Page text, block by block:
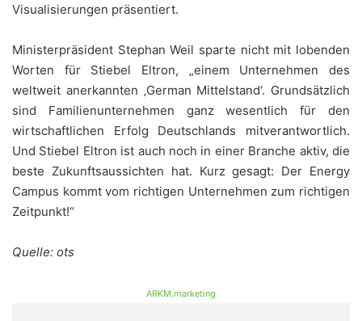
Visualisierungen präsentiert.
Ministerpräsident Stephan Weil sparte nicht mit lobenden
Worten für Stiebel Eltron, „einem Unternehmen des
weltweit anerkannten ‚German Mittelstand‘. Grundsätzlich
sind Familienunternehmen ganz wesentlich für den
wirtschaftlichen Erfolg Deutschlands mitverantwortlich.
Und Stiebel Eltron ist auch noch in einer Branche aktiv, die
beste Zukunftsaussichten hat. Kurz gesagt: Der Energy
Campus kommt vom richtigen Unternehmen zum richtigen
Zeitpunkt!“
Quelle: ots
ARKM.marketing